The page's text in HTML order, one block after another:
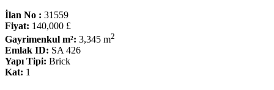
İlan No : 31559
Fiyat: 140,000 £
Gayrimenkul m²: 3,345 m2
Emlak ID: SA 426
Yapı Tipi: Brick
Kat: 1